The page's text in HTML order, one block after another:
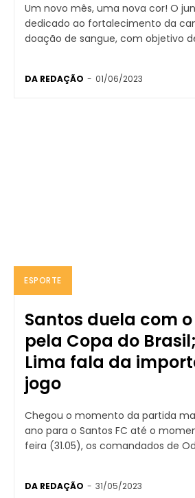
Um novo mês, uma nova cor! O
dedicado ao fortalecimento da
doação de sangue, com objetivo
DA REDAÇÃO - 01/06/2023
ESPORTE
Santos duela com
pela Copa do
Lima fala da
jogo
Chegou o momento da partida
ano para o Santos FC até o
feira (31.05), os comandados de
DA REDAÇÃO - 31/05/2023